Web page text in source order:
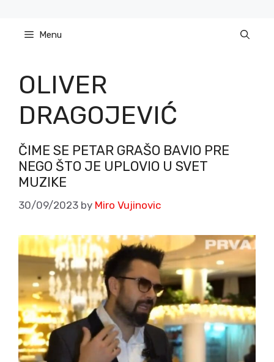
content Menu
OLIVER
DRAGOJEVIĆ
ČIME SE PETAR GRAŠO BAVIO PRE
NEGO ŠTO JE UPLOVIO U SVET
MUZIKE
30/09/2023 by Miro Vujinovic